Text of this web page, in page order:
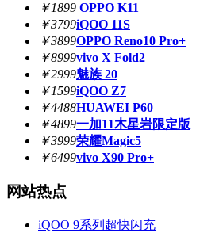
￥1899 OPPO K11
￥3799iQOO 11S
￥3899OPPO Reno10 Pro+
￥8999vivo X Fold2
￥2999魅族 20
￥1599iQOO Z7
￥4488HUAWEI P60
￥4899一加11木星岩限定版
￥3999荣耀Magic5
￥6499vivo X90 Pro+
网站热点
iQOO 9系列超快闪充